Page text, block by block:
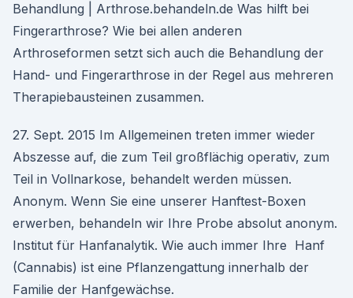
Behandlung | Arthrose.behandeln.de Was hilft bei
Fingerarthrose? Wie bei allen anderen
Arthroseformen setzt sich auch die Behandlung der
Hand- und Fingerarthrose in der Regel aus mehreren
Therapiebausteinen zusammen.
27. Sept. 2015 Im Allgemeinen treten immer wieder
Abszesse auf, die zum Teil großflächig operativ, zum
Teil in Vollnarkose, behandelt werden müssen.
Anonym. Wenn Sie eine unserer Hanftest-Boxen
erwerben, behandeln wir Ihre Probe absolut anonym.
Institut für Hanfanalytik. Wie auch immer Ihre Hanf
(Cannabis) ist eine Pflanzengattung innerhalb der
Familie der Hanfgewächse.